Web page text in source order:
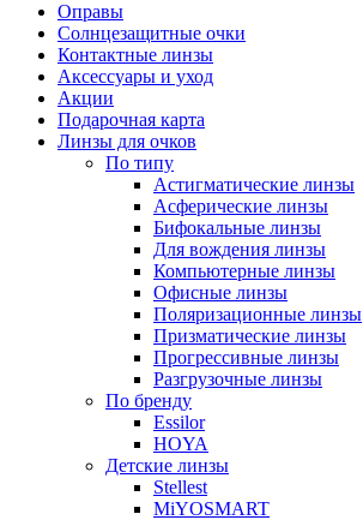
Оправы
Солнцезащитные очки
Контактные линзы
Аксессуары и уход
Акции
Подарочная карта
Линзы для очков
По типу
Астигматические линзы
Асферические линзы
Бифокальные линзы
Для вождения линзы
Компьютерные линзы
Офисные линзы
Поляризационные линзы
Призматические линзы
Прогрессивные линзы
Разгрузочные линзы
По бренду
Essilor
HOYA
Детские линзы
Stellest
MiYOSMART